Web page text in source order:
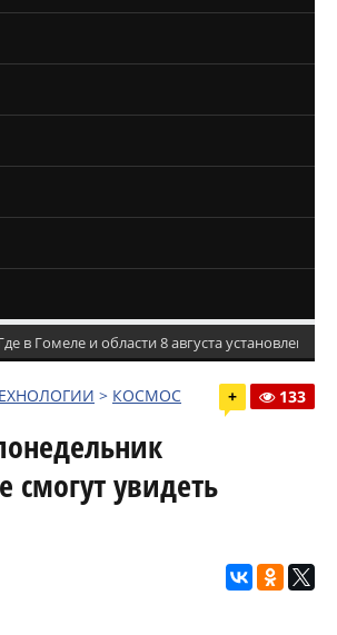
в Гомеле и области 8 августа установлены
> КОСМОС + 133
смогут увидеть